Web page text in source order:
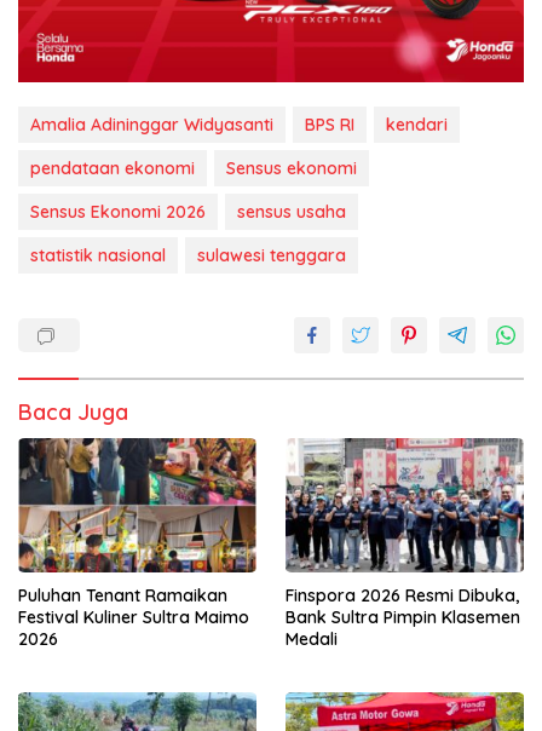
Amalia Adininggar Widyasanti BPS RI
kendari
pendataan ekonomi
Sensus ekonomi
Sensus Ekonomi 2026
sensus usaha
statistik nasional
sulawesi tenggara
Baca Juga
Puluhan Tenant Ramaikan
Festival Kuliner Sultra Maimo
2026
Finspora 2026 Resmi Dibuka,
Bank Sultra Pimpin Klasemen
Medali